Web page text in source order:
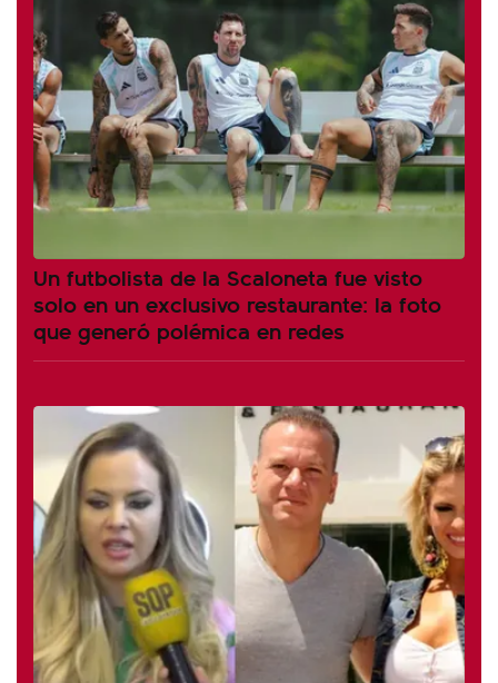
Un futbolista de la Scaloneta fue visto
solo en un exclusivo restaurante: la foto
que generó polémica en redes